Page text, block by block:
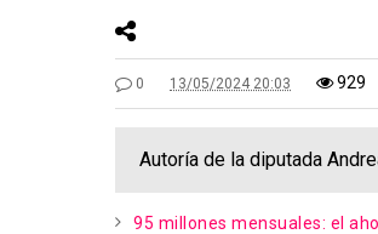
0 13/05/2024 20:03 929
Autoría de la diputada
95 millones mensuales: el